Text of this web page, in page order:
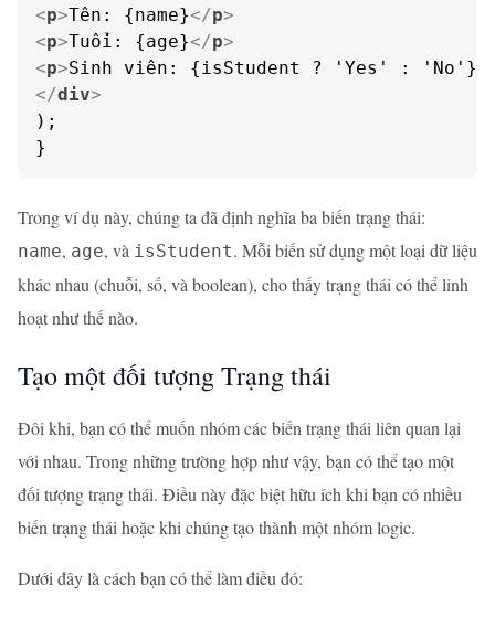
<p>Tên: {name}</p>
<p>Tuổi: {age}</p>
<p>Sinh viên: {isStudent ? 'Yes' : 'No'}
</div>
);
}
Trong ví dụ này, chúng ta đã định nghĩa ba biến trạng thái:
name, age, và isStudent. Mỗi biến sử dụng một loại dữ liệu
khác nhau (chuỗi, số, và boolean), cho thấy trạng thái có thể linh
hoạt như thế nào.
Tạo một đối tượng Trạng thái
Đôi khi, bạn có thể muốn nhóm các biến trạng thái liên quan lại
với nhau. Trong những trường hợp như vậy, bạn có thể tạo một
đối tượng trạng thái. Điều này đặc biệt hữu ích khi bạn có nhiều
biến trạng thái hoặc khi chúng tạo thành một nhóm logic.
Dưới đây là cách bạn có thể làm điều đó: